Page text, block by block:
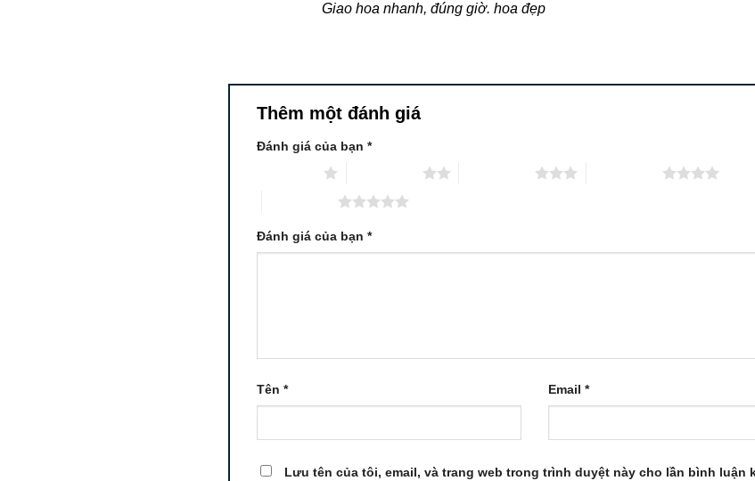
sao
Giao hoa nhanh, đúng giờ. hoa đẹp
Thêm một đánh giá
Đánh giá của bạn *
Đánh giá của bạn *
Tên * Email*
Lưu tên của tôi, email, và trang web trong trình duyệt này cho lần bình luận